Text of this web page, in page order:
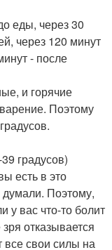
еды, через 30
через 120 минут
- после
и горячие
Поэтому
градусов)
есть в это
Поэтому,
у вас что-то болит
отказывается
все свои силы на